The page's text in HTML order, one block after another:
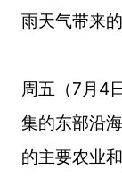
雨天气带来的
周五（7月4
集的东部沿
的主要农业